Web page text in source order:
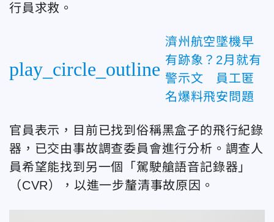
行員求救。
play_circle_outline
濟州航空墜機早
有跡象？2月就有
警示文 員工匿
名爆料飛安問題
官員表示，目前已找到俗稱黑盒子的飛行紀錄
器，已交由事故調查委員會進行分析。調查人
員希望能找到另一個「駕駛艙語音記錄器」
（CVR），以進一步釐清事故原因。